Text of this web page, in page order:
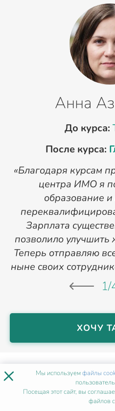
Анна
До курса:
После курса:
«Благодаря курсам
центра ИМО я
образование и
Зарплата
позволило
Теперь отправляю
ныне своих
1/
ХОЧУ
НАШИ
КАМЧАТСКОМ
× Мы используемфайлы
Посещая этот сайт, вы
файлов